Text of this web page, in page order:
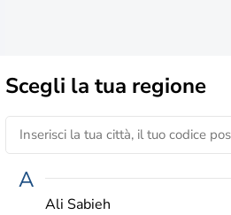
Scegli la tua regione
A
Ali Sabieh